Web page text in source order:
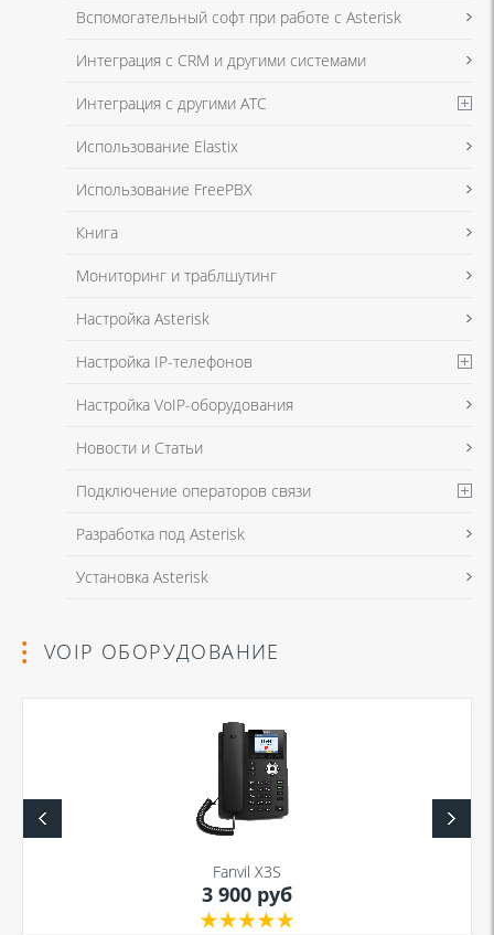
Я даю согласие на обработку моих персональных данных для связи
в соответствии с Политикой в отношении обработки персональных
Я даю согласие на обработку моих персональных данных для связи
в соответствии с Политикой в отношении обработки персональных
Вспомогательный софт при работе с Asterisk
Интеграция с CRM и другими системами
Интеграция с другими АТС
Использование Elastix
Использование FreePBX
Книга
Мониторинг и траблшутинг
Настройка Asterisk
Настройка IP-телефонов
Настройка VoIP-оборудования
Новости и Статьи
Подключение операторов связи
Разработка под Asterisk
Установка Asterisk
VOIP ОБОРУДОВАНИЕ
Fanvil X3S
3 900 руб